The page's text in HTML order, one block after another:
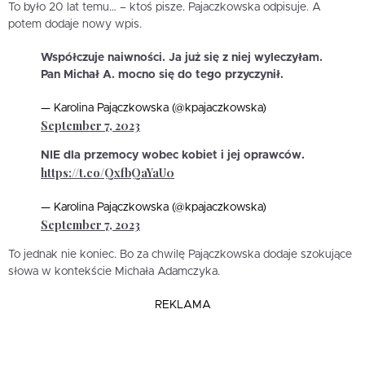
To było 20 lat temu… – ktoś pisze. Pajaczkowska odpisuje. A
potem dodaje nowy wpis.
Współczuje naiwności. Ja już się z niej wyleczyłam.
Pan Michał A. mocno się do tego przyczynił.
— Karolina Pajączkowska (@kpajaczkowska)
September 7, 2023
NIE dla przemocy wobec kobiet i jej oprawców.
https://t.co/QxfbQaYaU0
— Karolina Pajączkowska (@kpajaczkowska)
September 7, 2023
To jednak nie koniec. Bo za chwilę Pajączkowska dodaje szokujące
słowa w kontekście Michała Adamczyka.
REKLAMA